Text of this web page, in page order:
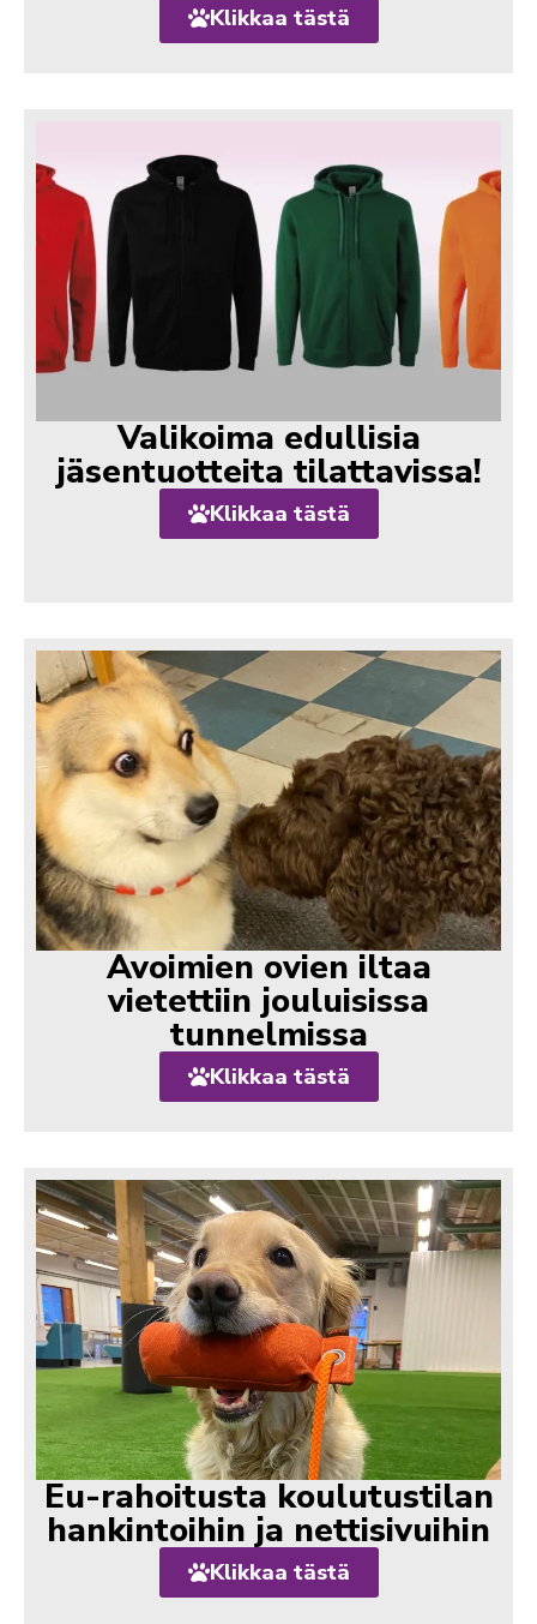
Klikkaa tästä
Valikoima edullisia
jäsentuotteita tilattavissa!
Klikkaa tästä
Avoimien ovien iltaa
vietettiin jouluisissa
tunnelmissa
Klikkaa tästä
Eu-rahoitusta koulutustilan
hankintoihin ja nettisivuihin
Klikkaa tästä